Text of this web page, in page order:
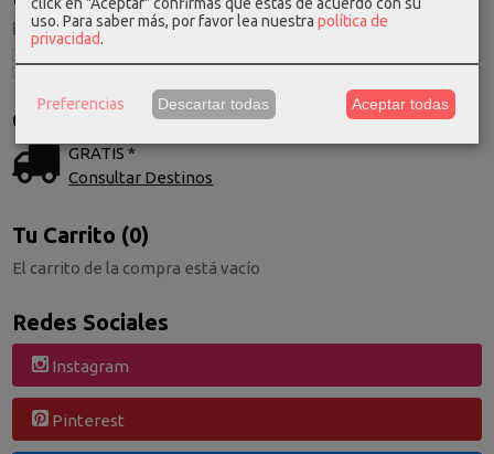
Costes de Envío
GRATIS *
Consultar Destinos
Tu Carrito (0)
El carrito de la compra está vacío
Redes Sociales
Instagram
Pinterest
uso. Para saber más, por favor lea nuestra política de
privacidad.
Preferencias Descartar todas Aceptar todas